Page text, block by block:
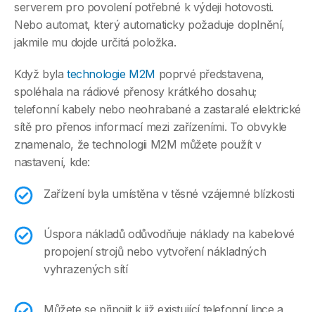
serverem pro povolení potřebné k výdeji hotovosti.
Nebo automat, který automaticky požaduje doplnění,
jakmile mu dojde určitá položka.
Když byla technologie M2M poprvé představena,
spoléhala na rádiové přenosy krátkého dosahu;
telefonní kabely nebo neohrabané a zastaralé elektrické
sítě pro přenos informací mezi zařízeními. To obvykle
znamenalo, že technologii M2M můžete použít v
nastavení, kde:
Zařízení byla umístěna v těsné vzájemné blízkosti
Úspora nákladů odůvodňuje náklady na kabelové
propojení strojů nebo vytvoření nákladných
vyhrazených sítí
Můžete se připojit k již existující telefonní lince a